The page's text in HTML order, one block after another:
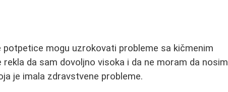
mogu uzrokovati probleme sa kičmenim
da sam dovoljno visoka i da ne moram da nosim
je imala zdravstvene probleme.